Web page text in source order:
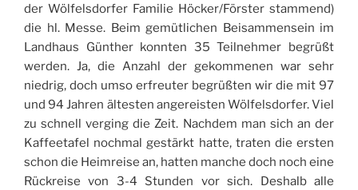
der Wölfelsdorfer Familie Höcker/Förster stammend)
die hl. Messe. Beim gemütlichen Beisammensein im
Landhaus Günther konnten 35 Teilnehmer begrüßt
werden. Ja, die Anzahl der gekommenen war sehr
niedrig, doch umso erfreuter begrüßten wir die mit 97
und 94 Jahren ältesten angereisten Wölfelsdorfer. Viel
zu schnell verging die Zeit. Nachdem man sich an der
Kaffeetafel nochmal gestärkt hatte, traten die ersten
schon die Heimreise an, hatten manche doch noch eine
Rückreise von 3-4 Stunden vor sich. Deshalb alle